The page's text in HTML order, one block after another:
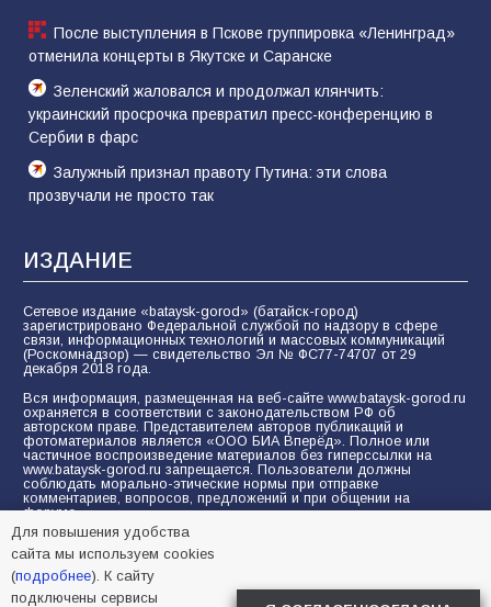
После выступления в Пскове группировка «Ленинград»
отменила концерты в Якутске и Саранске
Зеленский жаловался и продолжал клянчить:
украинский просрочка превратил пресс-конференцию в
Сербии в фарс
Залужный признал правоту Путина: эти слова
прозвучали не просто так
ИЗДАНИЕ
Сетевое издание «bataysk-gorod» (батайск-город)
зарегистрировано Федеральной службой по надзору в сфере
связи, информационных технологий и массовых коммуникаций
(Роскомнадзор) — свидетельство Эл № ФС77-74707 от 29
декабря 2018 года.
Вся информация, размещенная на веб-сайте www.bataysk-gorod.ru
охраняется в соответствии с законодательством РФ об
авторском праве. Представителем авторов публикаций и
фотоматериалов является «ООО БИА Вперёд». Полное или
частичное воспроизведение материалов без гиперссылки на
www.bataysk-gorod.ru запрещается. Пользователи должны
соблюдать морально-этические нормы при отправке
комментариев, вопросов, предложений и при общении на
форуме.
Политика конфиденциальности и защиты информации
Согласие на обработку персональных данных с помощью
сервисов Yandex.Metrika, LiveInternet, top.mail.ru
Для повышения удобства
сайта мы используем cookies
(подробнее). К сайту
подключены сервисы